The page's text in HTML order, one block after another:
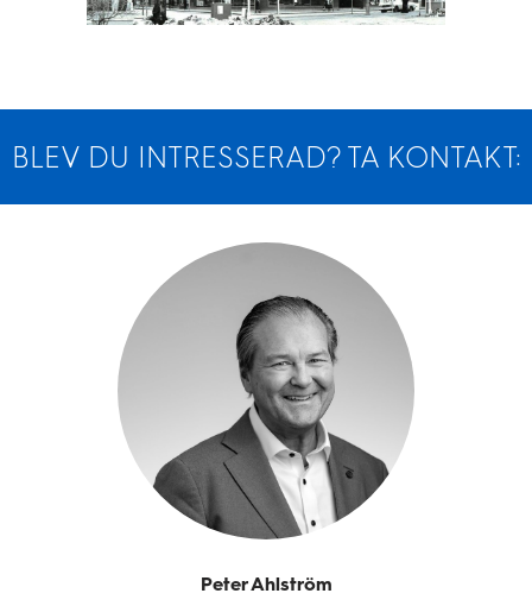
BLEV DU INTRESSERAD? TA KONTAKT:
Peter Ahlström